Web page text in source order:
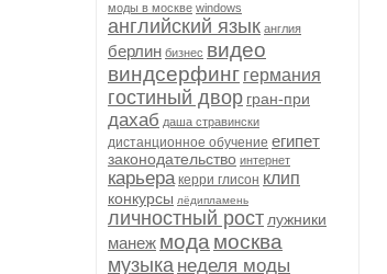
моды в москве windows
английский язык англия
берлин бизнес видео
виндсерфинг германия
гостиный двор гран-при
дахаб даша стравински
дистанционное обучение египет
законодательство интернет
карьера керри глисон клип
конкурсы лёдипламень
личностный рост лужники
манеж мода москва
музыка неделя моды